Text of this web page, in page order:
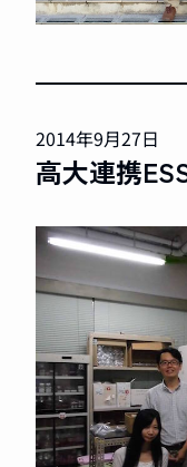
2014年9月27日
高大連携